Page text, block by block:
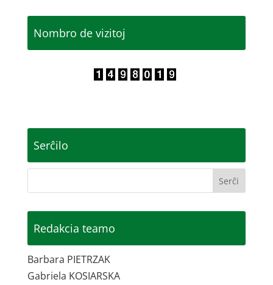
Nombro de vizitoj
Serĉilo
Redakcia teamo
Barbara PIETRZAK
Gabriela KOSIARSKA